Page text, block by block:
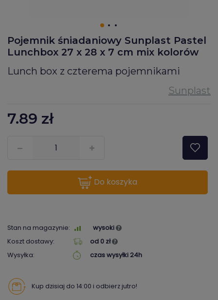
Pojemnik śniadaniowy Sunplast Pastel
Lunchbox 27 x 28 x 7 cm mix kolorów
Lunch box z czterema pojemnikami
7.89 zł
do koszyka
Stan na magazynie:
wysoki
Koszt dostawy:
od 0 zł
Wysyłka:
czas wysyłki 24h
Kup dzisiaj do 14:00 i odbierz jutro!